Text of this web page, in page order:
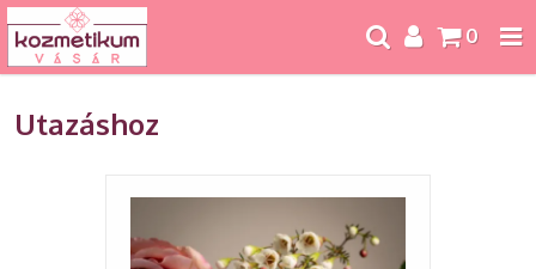
0
Utazáshoz